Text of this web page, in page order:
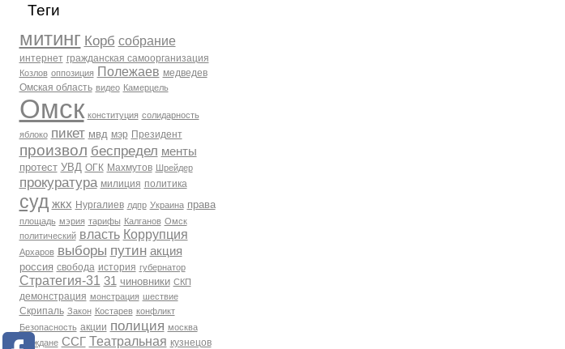
Теги
митинг Корб собрание
интернет гражданская самоорганизация
Козлов оппозиция Полежаев медведев
Омская область видео Камерцель
Омск конституция солидарность
яблоко пикет мвд мэр Президент
произвол беспредел менты
протест УВД ОГК Махмутов Шрейдер
прокуратура милиция политика
суд жкх Нургалиев лдпр Украина права
площадь мэрия тарифы Калганов Омск
политический власть Коррупция
Архаров выборы путин акция
россия свобода история губернатор
Стратегия-31 31 чиновники СКП
демонстрация монстрация шествие
Скрипаль Закон Костарев конфликт
Безопасность акции полиция москва
Граждане ССГ Театральная кузнецов